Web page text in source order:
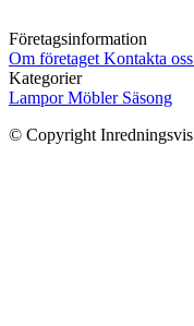
Företagsinformation
Om företaget Kontakta oss
Kategorier
LamporMöbler Säsong
© Copyright Inredningsvis